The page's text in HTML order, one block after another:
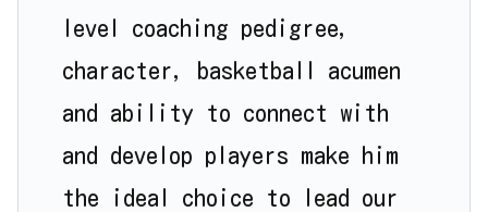
level coaching pedigree,
character, basketball acumen
and ability to connect with
and develop players make him
the ideal choice to lead our